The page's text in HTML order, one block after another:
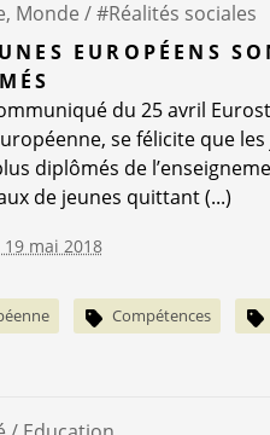
Monde /#Réalités sociales
EUROPÉENS
du 25 avril
se félicite que
diplômés de
de jeunes quittant (...)
mai 2018
Compétences